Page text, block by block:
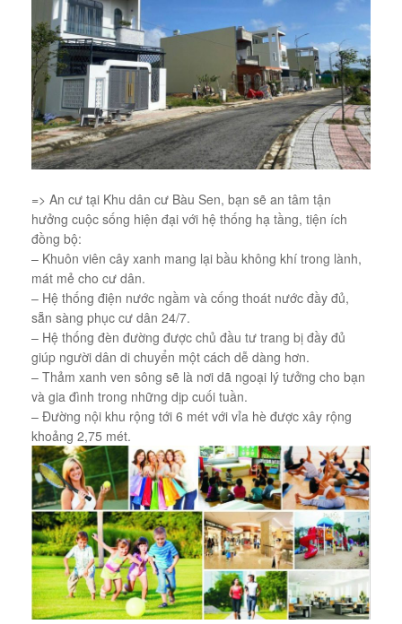
=> An cư tại Khu dân cư Bàu Sen, bạn sẽ an tâm tận
hưởng cuộc sống hiện đại với hệ thống hạ tầng, tiện ích
đồng bộ:
– Khuôn viên cây xanh mang lại bầu không khí trong lành,
mát mẻ cho cư dân.
– Hệ thống điện nước ngầm và cống thoát nước đầy đủ,
sẵn sàng phục cư dân 24/7.
– Hệ thống đèn đường được chủ đầu tư trang bị đầy đủ
giúp người dân di chuyển một cách dễ dàng hơn.
– Thảm xanh ven sông sẽ là nơi dã ngoại lý tưởng cho bạn
và gia đình trong những dịp cuối tuần.
– Đường nội khu rộng tới 6 mét với vỉa hè được xây rộng
khoảng 2,75 mét.